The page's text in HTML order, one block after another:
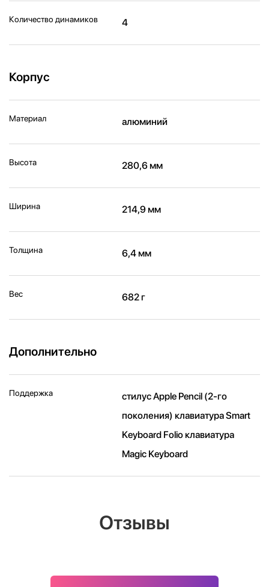
Количество динамиков 4
Корпус
Материал алюминий
Высота 280,6 мм
Ширина 214,9 мм
Толщина 6,4 мм
Вес 682 г
Дополнительно
Поддержка
стилус Apple Pencil (2‑го
поколения) клавиатура Smart
Keyboard Folio клавиатура
Magic Keyboard
Отзывы